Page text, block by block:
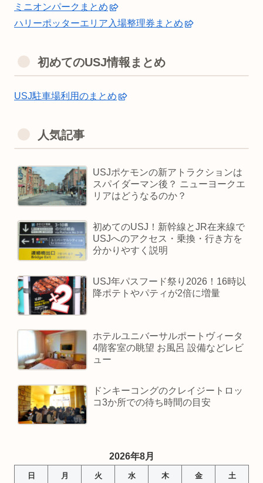
ミニオンパークまとめ
ハリーポッターエリア入場整理券まとめ
初めてのUSJ情報まとめ
USJ駐車場利用のまとめ
人気記事
USJポケモンの新アトラクションは
スパイダーマン後？ ニューヨークエ
リアはどうなるのか？
初めてのUSJ！新幹線とJR在来線で
USJへのアクセス・乗換・行き方を
分かりやすく説明
USJ年パスフード祭り2026！16時以
降ポテトやパティが2倍に増量
ホテルユニバーサルポートヴィータ
4階客室の眺望 お風呂 設備などレビ
ュー
ドンキーコングのクレイジートロッ
コ3か所での待ち時間の目安
2026年8月
日 月 火 水 木 金
土